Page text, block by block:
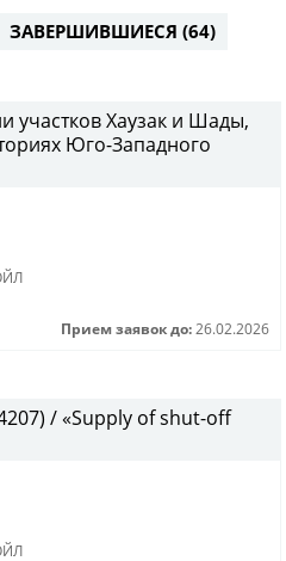
ЗАВЕРШИВШИЕСЯ (64)
участков Хаузак и Шады,
Юго-Западного
Прием заявок до: 26.02.2026
/ «Supply of shut-off